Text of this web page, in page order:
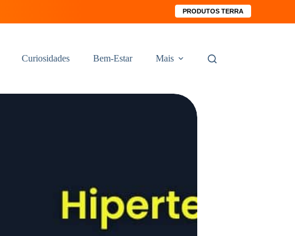
PRODUTOS TERRA
Curiosidades Bem-Estar Mais